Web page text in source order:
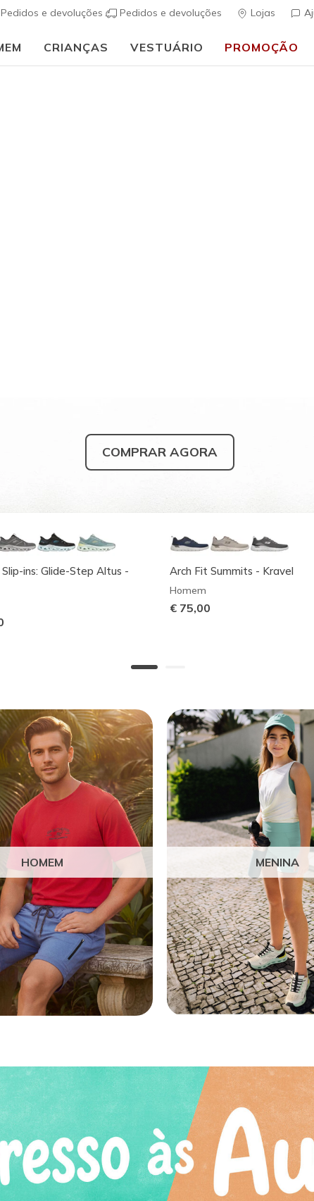
Pedidos e devoluções Pedidos e devoluções Lojas
CRIANÇAS VESTUÁRIO PROMOÇÃO
COMPRAR AGORA
Slip-ins: Glide-Step Altus -
Arch Fit Summits - Kravel
Homem
€ 75,00
HOMEM MENINA